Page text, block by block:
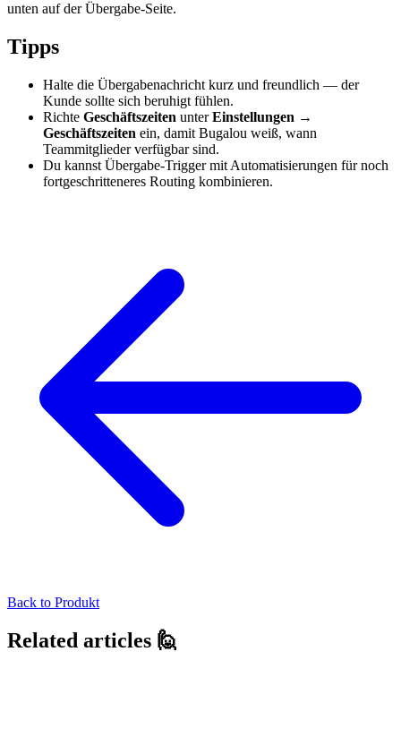
unten auf der Übergabe-Seite.
Tipps
Halte die Übergabenachricht kurz und freundlich — der
Kunde sollte sich beruhigt fühlen.
Richte Geschäftszeiten unterEinstellungen →
Geschäftszeiten ein, damit Bugalou weiß, wann
Teammitglieder verfügbar sind.
Du kannst Übergabe-Trigger mit Automatisierungen für noch
fortgeschritteneres Routing kombinieren.
Back to Produkt
Related articles 🙋